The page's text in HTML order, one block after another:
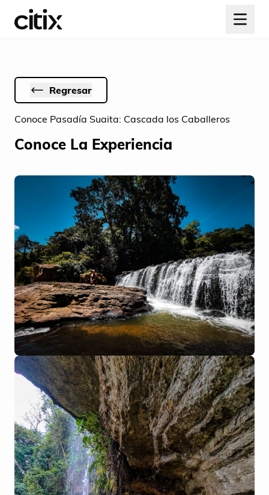
Conoce Pasadía Suaita: Cascada los Caballeros
Regresar
Conoce La Experiencia